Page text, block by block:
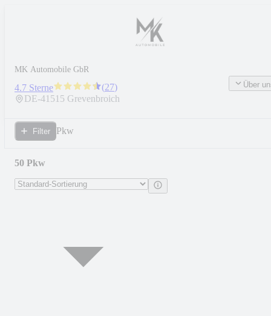
MK Automobile GbR
4.7 Sterne (27)
DE-41515 Grevenbroich
Über
Filter Pkw
50 Pkw